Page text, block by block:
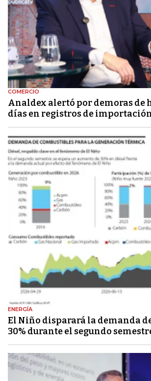
COMERCIO
Analdex alertó por demoras de
días en registros de
ENERGÍA
El Niño disparará la demanda
30% durante el segundo